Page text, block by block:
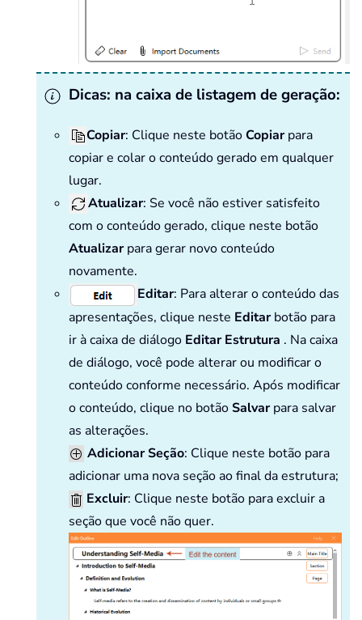
Dicas: na caixa de listagem de geração:
Copiar: Clique neste botãoCopiarpara
copiar e colar o conteúdo gerado em qualquer
lugar.
Atualizar: Se você não estiver satisfeito
com o conteúdo gerado, clique neste botão
Atualizarpara gerar novo conteúdo
novamente.
Editar: Para alterar o conteúdo das
apresentações, clique neste Editarbotão para
ir à caixa de diálogo Editar Estrutura . Na caixa
de diálogo, você pode alterar ou modificar o
conteúdo conforme necessário. Após modificar
o conteúdo, clique no botãoSalvarpara salvar
as alterações.
Adicionar Seção: Clique neste botão para
adicionar uma nova seção ao final da estrutura;
Excluir: Clique neste botão para excluir a
seção que você não quer.